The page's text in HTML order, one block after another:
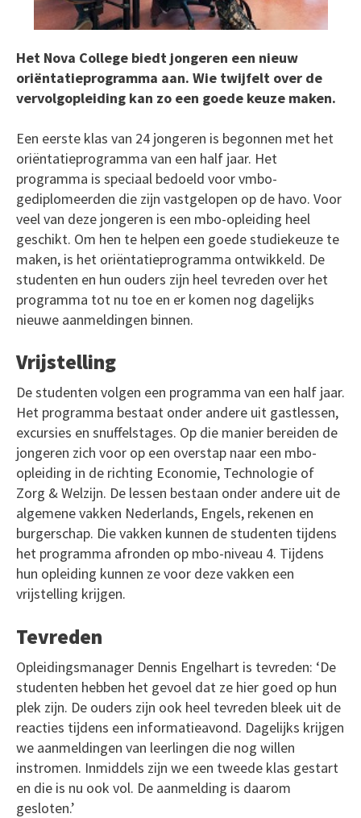
Het Nova College biedt jongeren een nieuw
oriëntatieprogramma aan. Wie twijfelt over de
vervolgopleiding kan zo een goede keuze maken.
Een eerste klas van 24 jongeren is begonnen met het
oriëntatieprogramma van een half jaar. Het
programma is speciaal bedoeld voor vmbo-
gediplomeerden die zijn vastgelopen op de havo. Voor
veel van deze jongeren is een mbo-opleiding heel
geschikt. Om hen te helpen een goede studiekeuze te
maken, is het oriëntatieprogramma ontwikkeld. De
studenten en hun ouders zijn heel tevreden over het
programma tot nu toe en er komen nog dagelijks
nieuwe aanmeldingen binnen.
Vrijstelling
De studenten volgen een programma van een half jaar.
Het programma bestaat onder andere uit gastlessen,
excursies en snuffelstages. Op die manier bereiden de
jongeren zich voor op een overstap naar een mbo-
opleiding in de richting Economie, Technologie of
Zorg & Welzijn. De lessen bestaan onder andere uit de
algemene vakken Nederlands, Engels, rekenen en
burgerschap. Die vakken kunnen de studenten tijdens
het programma afronden op mbo-niveau 4. Tijdens
hun opleiding kunnen ze voor deze vakken een
vrijstelling krijgen.
Tevreden
Opleidingsmanager Dennis Engelhart is tevreden: ‘De
studenten hebben het gevoel dat ze hier goed op hun
plek zijn. De ouders zijn ook heel tevreden bleek uit de
reacties tijdens een informatieavond. Dagelijks krijgen
we aanmeldingen van leerlingen die nog willen
instromen. Inmiddels zijn we een tweede klas gestart
en die is nu ook vol. De aanmelding is daarom
gesloten.’